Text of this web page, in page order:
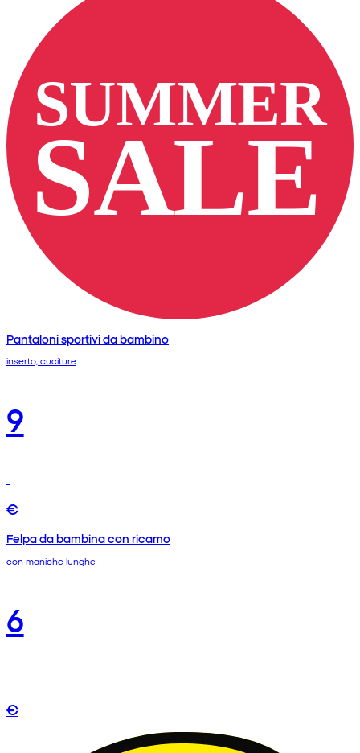
Pantaloni sportivi da bambino
inserto, cuciture
9
€
Felpa da bambina con ricamo
con maniche lunghe
6
€